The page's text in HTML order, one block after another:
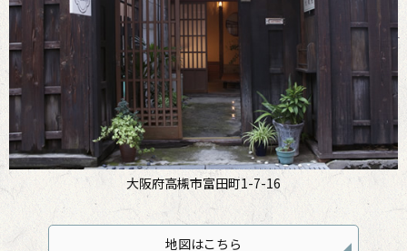
大阪府高槻市富田町1-7-16
地図はこちら